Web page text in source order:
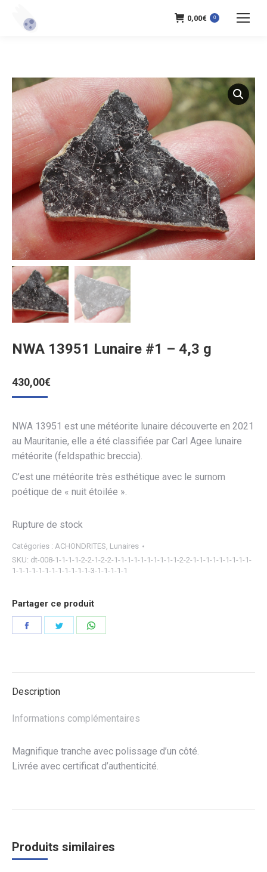
0,00€ 0
NWA 13951 Lunaire #1 – 4,3 g
430,00€
NWA 13951 est une météorite lunaire découverte en 2021
au Mauritanie, elle a été classifiée par Carl Agee lunaire
météorite (feldspathic breccia).
C’est une météorite très esthétique avec le surnom
poétique de « nuit étoilée ».
Rupture de stock
Catégories : ACHONDRITES Lunaires
SKU: dt-008-1-1-1-1-2-2-1-2-2-1-1-1-1-1-1-1-1-1-1-2-2-1-1-1-1-1-1-1-1-1-
1-1-1-1-1-1-1-1-1-1-1-1-3-1-1-1-1-1
Partager ce produit
Partager Partager
Description
Informations complémentaires
Magnifique tranche avec polissage d’un côté.
Livrée avec certificat d’authenticité.
Produits similaires